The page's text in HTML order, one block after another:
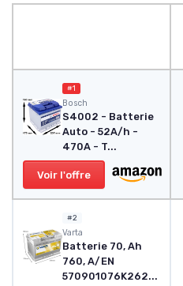
#1
Bosch
S4002 - Batterie
Auto - 52A/h -
470A - T...
Voir l'offre
#2
Varta
Batterie 70, Ah
760, A/EN
570901076K262...